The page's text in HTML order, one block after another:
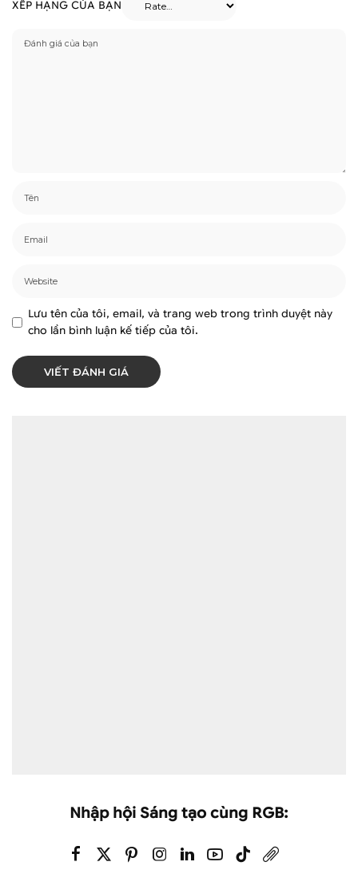
XẾP HẠNG CỦA BẠN
Lưu tên của tôi, email, và trang web trong trình duyệt này
cho lần bình luận kế tiếp của tôi.
Nhập hội Sáng tạo cùng RGB: